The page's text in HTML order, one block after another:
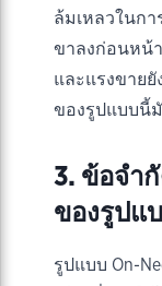
ล้มเหลวในก
ขาลงก่อนหน้
และแรงขาย
ของรูปแบบนี้
3. ข้อจำ
ของรูปแ
รูปแบบ On-